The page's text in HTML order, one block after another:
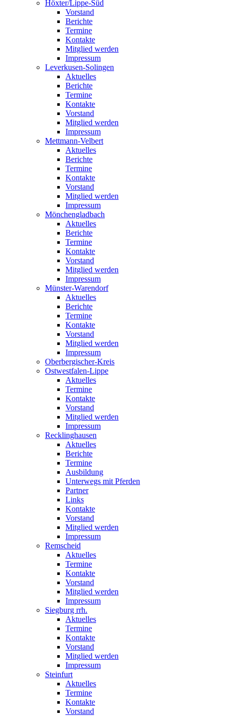
Höxter/Lippe-Süd
Vorstand
Berichte
Termine
Kontakte
Mitglied werden
Impressum
Leverkusen-Solingen
Aktuelles
Berichte
Termine
Kontakte
Vorstand
Mitglied werden
Impressum
Mettmann-Velbert
Aktuelles
Berichte
Termine
Kontakte
Vorstand
Mitglied werden
Impressum
Mönchengladbach
Aktuelles
Berichte
Termine
Kontakte
Vorstand
Mitglied werden
Impressum
Münster-Warendorf
Aktuelles
Berichte
Termine
Kontakte
Vorstand
Mitglied werden
Impressum
Oberbergischer-Kreis
Ostwestfalen-Lippe
Aktuelles
Termine
Kontakte
Vorstand
Mitglied werden
Impressum
Recklinghausen
Aktuelles
Berichte
Termine
Ausbildung
Unterwegs mit Pferden
Partner
Links
Kontakte
Vorstand
Mitglied werden
Impressum
Remscheid
Aktuelles
Termine
Kontakte
Vorstand
Mitglied werden
Impressum
Siegburg rrh.
Aktuelles
Termine
Kontakte
Vorstand
Mitglied werden
Impressum
Steinfurt
Aktuelles
Termine
Kontakte
Vorstand